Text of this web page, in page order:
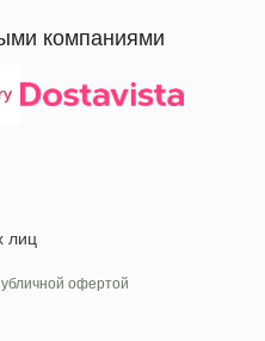
компаниями
лиц
офертой